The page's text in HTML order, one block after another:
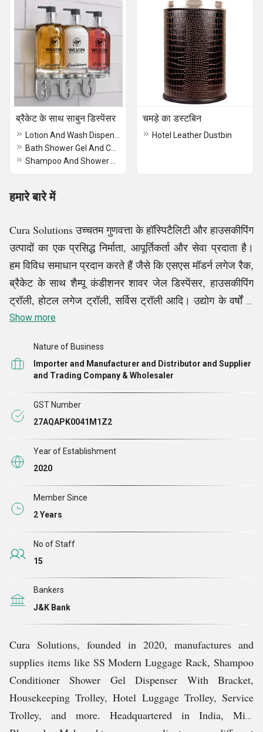
ब्रैकेट के साथ साबुन डिस्पेंसर चमड़े का डस्टबिन
Hotel Leather Dustbin
हमारे बारे में
Cura Solutions उच्चतम गुणवत्ता के हॉस्पिटैलिटी और हाउसकीपिंग
उत्पादों का एक प्रसिद्ध निर्माता, आपूर्तिकर्ता और सेवा प्रदाता है।
हम विविध समाधान प्रदान करते हैं जैसे कि एसएस मॉडर्न लगेज रैक,
ब्रैकेट के साथ शैम्पू कंडीशनर शावर जेल डिस्पेंसर, हाउसकीपिंग
ट्रॉली, होटल लगेज ट्रॉली, सर्विस ट्रॉली आदि। उद्योग के वर्षों के
अनुभव के साथ, हम आतिथ्य उद्योग की विशिष्ट आवश्यकताओं को
पूरा करने के लिए अनुकूलित उत्पादों की पेशकश करते हैं
Show more
Nature of Business
Importer and Manufacturer and Distributor and Supplier
and Trading Company & Wholesaler
GST Number
27AQAPK0041M1Z2
Year of Establishment
2020
Member Since
2 Years
No of Staff
15
Bankers
J&K Bank
Cura Solutions, founded in 2020, manufactures and
supplies items like SS Modern Luggage Rack, Shampoo
Conditioner Shower Gel Dispenser With Bracket,
Housekeeping Trolley, Hotel Luggage Trolley, Service
Trolley, and more. Headquartered in India, Mira